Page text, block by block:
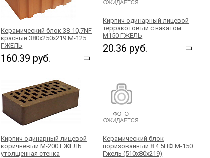
Керамический блок 38 10,7NF
красный 380х250x219 М-125
ГЖЕЛЬ
160.39 руб.
Кирпич одинарный лицевой
терракотовый с накатом
М150 ГЖЕЛЬ
20.36 руб.
Кирпич одинарный лицевой
коричневый М-200 ГЖЕЛЬ
утолщенная стенка
Керамический блок
поризованный 8 4.5НФ М-150
Гжель (510х80х219)